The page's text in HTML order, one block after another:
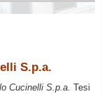
S.p.a.
Cucinelli S.p.a. Tesi